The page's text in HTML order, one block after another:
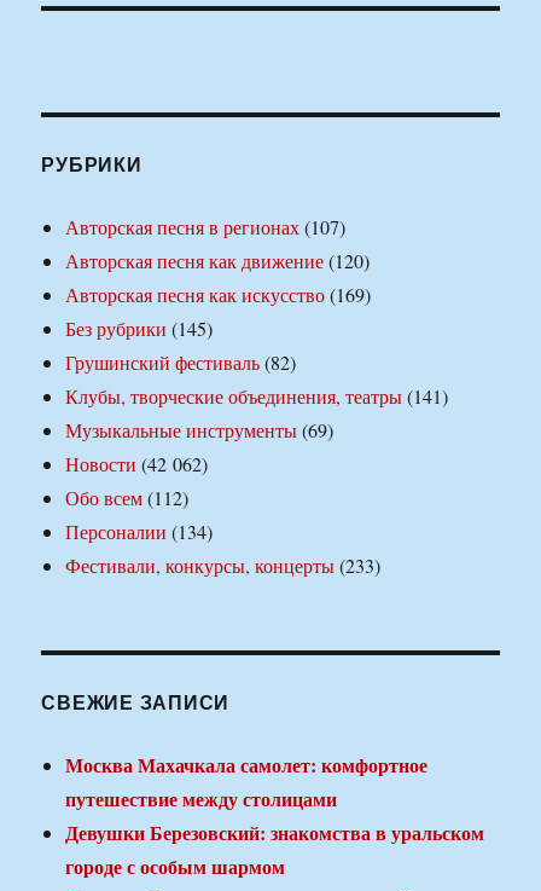
РУБРИКИ
Авторская песня в регионах(107)
Авторская песня как движение(120)
Авторская песня как искусство(169)
Без рубрики (145)
Грушинский фестиваль(82)
Клубы, творческие объединения, театры(141)
Музыкальные инструменты(69)
Новости (42 062)
Обо всем(112)
Персоналии (134)
Фестивали, конкурсы, концерты(233)
СВЕЖИЕ ЗАПИСИ
Москва Махачкала самолет: комфортное
путешествие между столицами
Девушки Березовский: знакомства в уральском
городе с особым шармом